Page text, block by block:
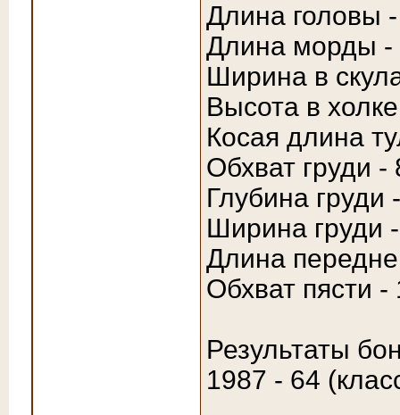
Длина головы
Длина морды -
Ширина в
Высота в
Косая длина
Обхват груди -
Глубина груди
Ширина груди
Длина
Обхват пясти -
Результаты
1987 - 64